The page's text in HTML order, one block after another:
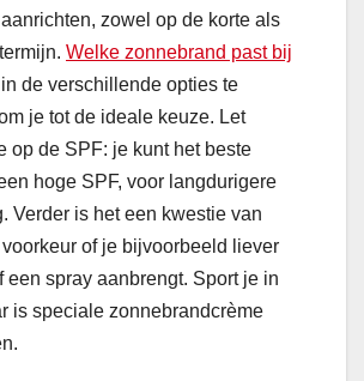
zowel op de korte als
Welke zonnebrand past bij
de verschillende opties te
je tot de ideale keuze. Let
op de SPF: je kunt het beste
hoge SPF, voor langdurigere
Verder is het een kwestie van
of je bijvoorbeeld liever
een spray aanbrengt. Sport je in
is speciale zonnebrandcrème